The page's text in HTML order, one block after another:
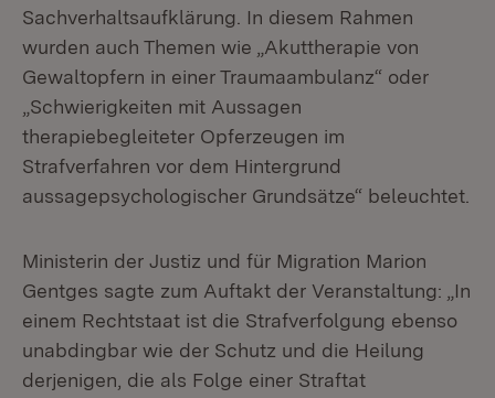
Sachverhaltsaufklärung. In diesem Rahmen
wurden auch Themen wie „Akuttherapie von
Gewaltopfern in einer Traumaambulanz“ oder
„Schwierigkeiten mit Aussagen
therapiebegleiteter Opferzeugen im
Strafverfahren vor dem Hintergrund
aussagepsychologischer Grundsätze“ beleuchtet.
Ministerin der Justiz und für Migration Marion
Gentges sagte zum Auftakt der Veranstaltung: „In
einem Rechtstaat ist die Strafverfolgung ebenso
unabdingbar wie der Schutz und die Heilung
derjenigen, die als Folge einer Straftat